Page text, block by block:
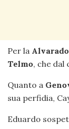
Per la Alvarado
Telmo, che dal
Quanto a
sua perfidia,
Eduardo